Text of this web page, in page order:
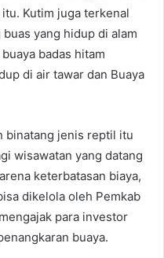
Kutim juga terkenal
yang hidup di alam
badas hitam
di air tawar dan Buaya
binatang jenis reptil itu
wisawatan yang datang
keterbatasan biaya,
dikelola oleh Pemkab
para investor
buaya.